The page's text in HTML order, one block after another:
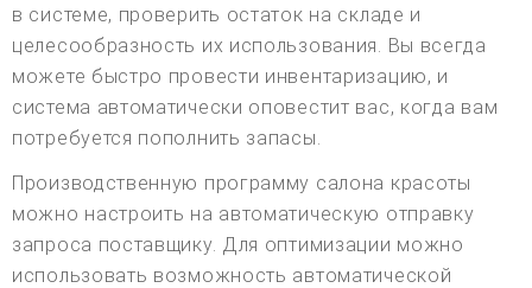
в системе, проверить остаток на складе и
целесообразность их использования. Вы всегда
можете быстро провести инвентаризацию, и
система автоматически оповестит вас, когда вам
потребуется пополнить запасы.
Производственную программу салона красоты
можно настроить на автоматическую отправку
запроса поставщику. Для оптимизации можно
использовать возможность автоматической